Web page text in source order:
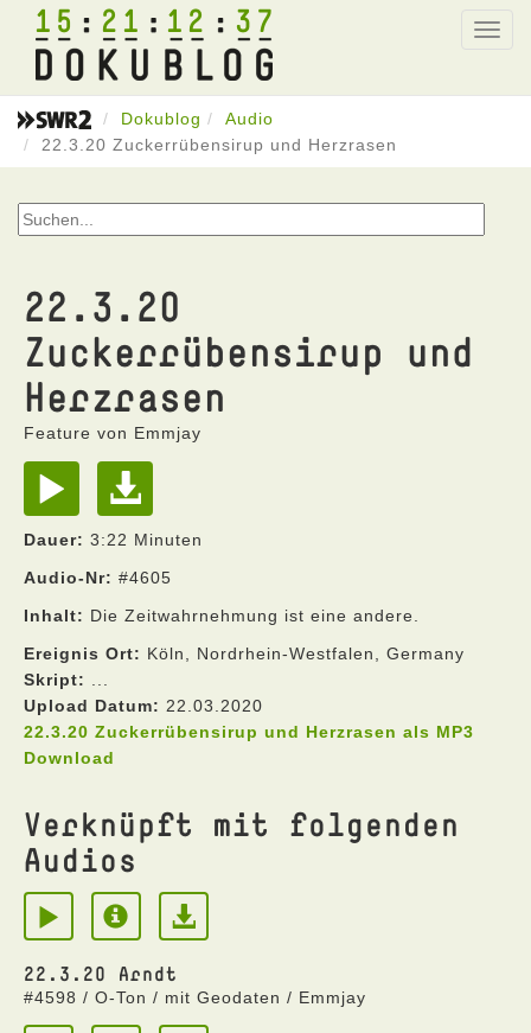
15 21 12 37
Dokublog
Audio
22.3.20 Zuckerrübensirup und Herzrasen
22.3.20
Zuckerrübensirup und
Herzrasen
Feature von Emmjay
Dauer: 3:22 Minuten
Audio-Nr: #4605
Inhalt: Die Zeitwahrnehmung ist eine andere.
Ereignis Ort: Köln, Nordrhein-Westfalen, Germany
Skript:
Upload Datum: 22.03.2020
22.3.20 Zuckerrübensirup und Herzrasen als MP3
Download
Verknüpft mit folgenden
Audios
22.3.20 Arndt
#4598 / O-Ton / mit Geodaten / Emmjay